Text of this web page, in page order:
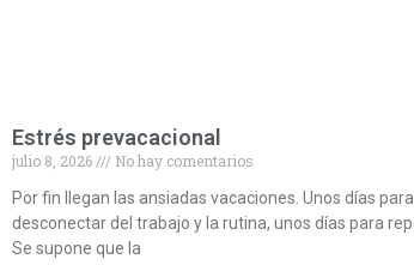
Estrés prevacacional
julio 8, 2026
No hay comentarios
Por fin llegan las ansiadas vacaciones. Unos días
desconectar del trabajo y la rutina, unos días para
Se supone que la